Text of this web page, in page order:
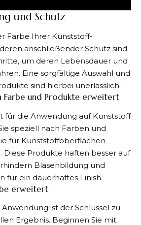
und Schutz
Farbe Ihrer Kunststoff-
anschließender Schutz sind
um deren Lebensdauer und
Eine sorgfältige Auswahl und
sind hierbei unerlässlich.
Farbe und Produkte erweitert
für die Anwendung auf Kunststoff
speziell nach Farben und
für Kunststoffoberflächen
Diese Produkte haften besser auf
Blasenbildung und
für ein dauerhaftes Finish.
erweitert
ist der Schlüssel zu
Ergebnis. Beginnen Sie mit